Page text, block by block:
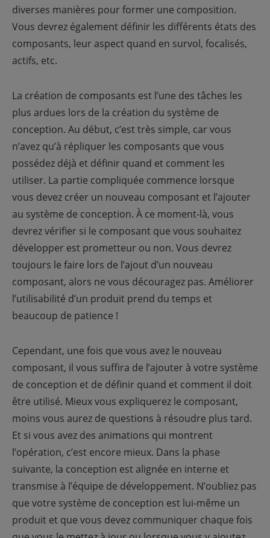
diverses manières pour former une composition.
Vous devrez également définir les différents états des
composants, leur aspect quand en survol, focalisés,
actifs, etc.
La création de composants est l’une des tâches les
plus ardues lors de la création du système de
conception. Au début, c’est très simple, car vous
n’avez qu’à répliquer les composants que vous
possédez déjà et définir quand et comment les
utiliser. La partie compliquée commence lorsque
vous devez créer un nouveau composant et l’ajouter
au système de conception. À ce moment-là, vous
devrez vérifier si le composant que vous souhaitez
développer est prometteur ou non. Vous devrez
toujours le faire lors de l’ajout d’un nouveau
composant, alors ne vous découragez pas. Améliorer
l’utilisabilité d’un produit prend du temps et
beaucoup de patience !
Cependant, une fois que vous avez le nouveau
composant, il vous suffira de l’ajouter à votre système
de conception et de définir quand et comment il doit
être utilisé. Mieux vous expliquerez le composant,
moins vous aurez de questions à résoudre plus tard.
Et si vous avez des animations qui montrent
l’opération, c’est encore mieux. Dans la phase
suivante, la conception est alignée en interne et
transmise à l’équipe de développement. N’oubliez pas
que votre système de conception est lui-même un
produit et que vous devez communiquer chaque fois